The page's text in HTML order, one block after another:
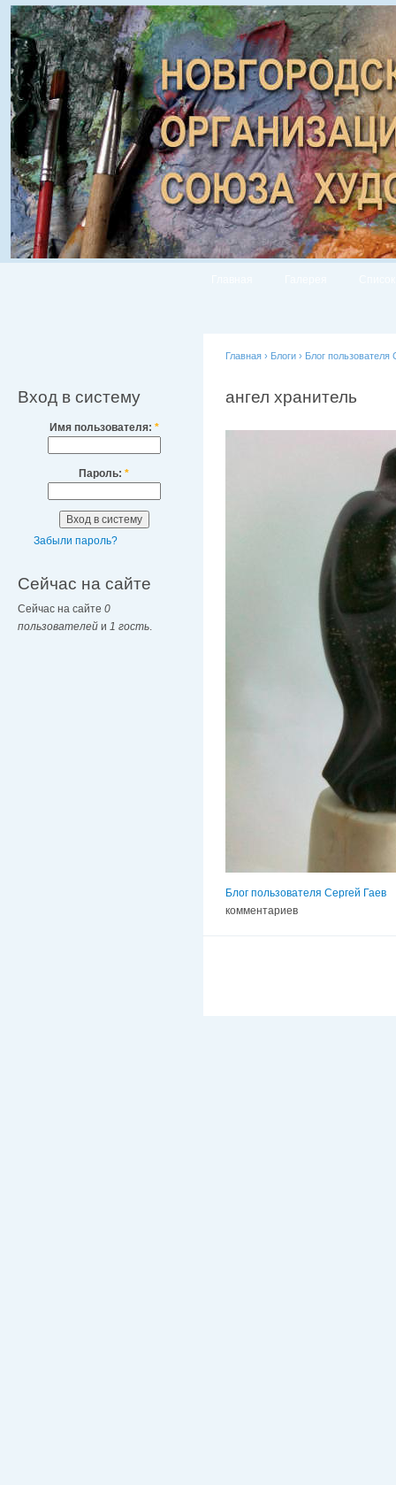
Вход в систему
Имя пользователя: *
Пароль: *
Забыли пароль?
Сейчас на сайте
Сейчас на сайте 0
пользователей и 1 гость
Главная › Блоги › Блог пользователя
ангел хранитель
Блог пользователя Сергей Гаев
комментариев